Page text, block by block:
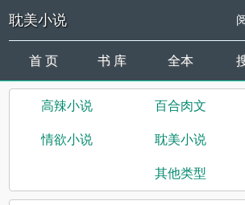
耽美小说
首 页 书 库 全本
高辣小说 百合肉文
情欲小说 耽美小说
其他类型